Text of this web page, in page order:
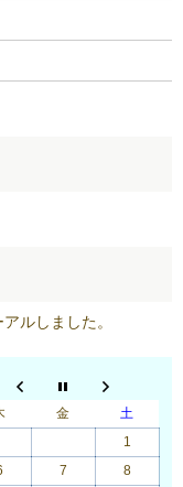
ルしました。
金
土
1
7 8